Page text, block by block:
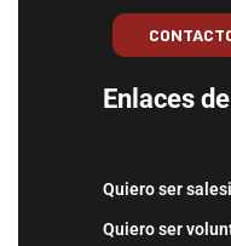
Enlaces
Quiero ser
Quiero ser